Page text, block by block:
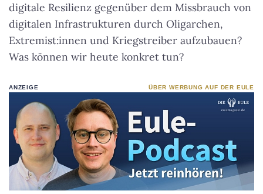
digitale Resilienz gegenüber dem Missbrauch von
digitalen Infrastrukturen durch Oligarchen,
Extremist:innen und Kriegstreiber aufzubauen?
Was können wir heute konkret tun?
ANZEIGE ÜBER WERBUNG AUF DER EULE